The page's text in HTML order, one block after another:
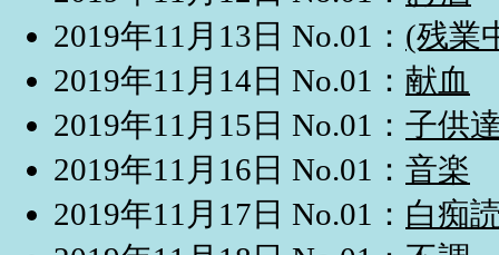
2019年11月13日 No.01： (残業
2019年11月14日 No.01： 献血
2019年11月15日 No.01： 子供
2019年11月16日 No.01： 音楽
2019年11月17日 No.01： 白痴